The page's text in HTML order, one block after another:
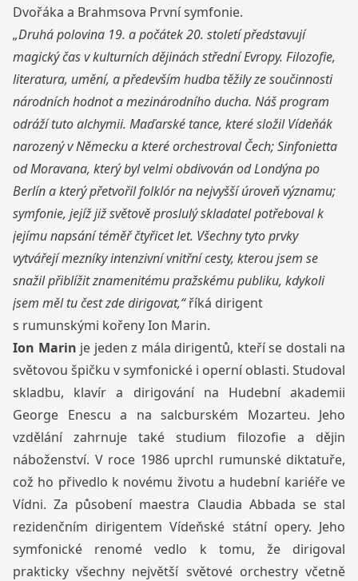
Dvořáka a Brahmsova První symfonie.
„Druhá polovina 19. a počátek 20. století představují
magický čas v kulturních dějinách střední Evropy. Filozofie,
literatura, umění, a především hudba těžily ze součinnosti
národních hodnot a mezinárodního ducha. Náš program
odráží tuto alchymii. Maďarské tance, které složil Vídeňák
narozený v Německu a které orchestroval Čech; Sinfonietta
od Moravana, který byl velmi obdivován od Londýna po
Berlín a který přetvořil folklór na nejvyšší úroveň významu;
symfonie, jejíž již světově proslulý skladatel potřeboval k
jejímu napsání téměř čtyřicet let. Všechny tyto prvky
vytvářejí mezníky intenzivní vnitřní cesty, kterou jsem se
snažil přiblížit znamenitému pražskému publiku, kdykoli
jsem měl tu čest zde dirigovat,“říká dirigent
s rumunskými kořeny Ion Marin.
Ion Marin je jeden z mála dirigentů, kteří se dostali na
světovou špičku v symfonické i operní oblasti. Studoval
skladbu, klavír a dirigování na Hudební akademii
George Enescu a na salcburském Mozarteu. Jeho
vzdělání zahrnuje také studium filozofie a dějin
náboženství. V roce 1986 uprchl rumunské diktatuře,
což ho přivedlo k novému životu a hudební kariéře ve
Vídni. Za působení maestra Claudia Abbada se stal
rezidenčním dirigentem Vídeňské státní opery. Jeho
symfonické renomé vedlo k tomu, že dirigoval
prakticky všechny největší světové orchestry včetně